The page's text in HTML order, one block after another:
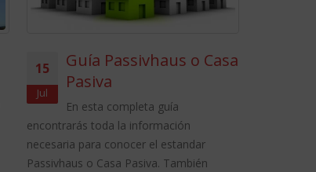
15
Jul
Guía Passivhaus o Casa
Pasiva
En esta completa guía
encontrarás toda la información
necesaria para conocer el estandar
Passivhaus o Casa Pasiva. También